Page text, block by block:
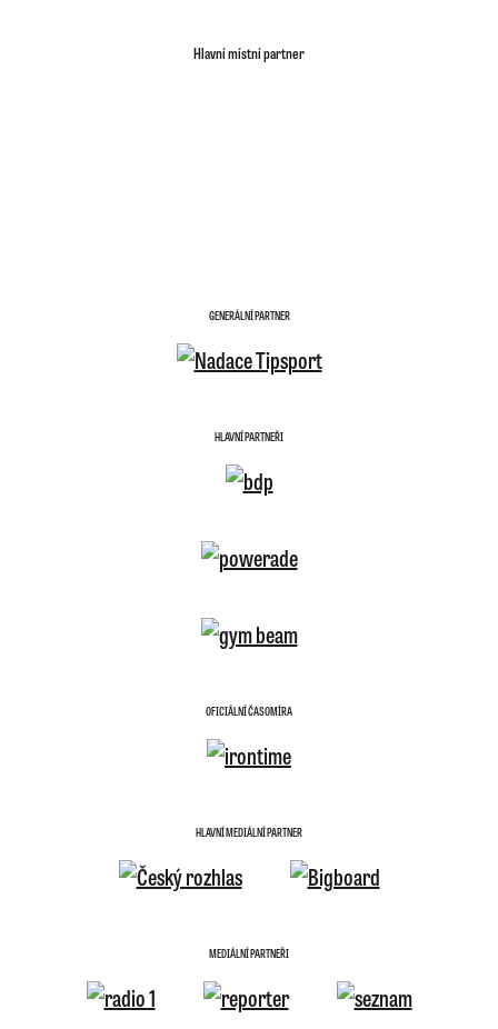
Hlavní místní partner
GENERÁLNÍ PARTNER
HLAVNÍ PARTNEŘI
OFICIÁLNÍ ČASOMÍRA
HLAVNÍ MEDIÁLNÍ PARTNER
MEDIÁLNÍ PARTNEŘI